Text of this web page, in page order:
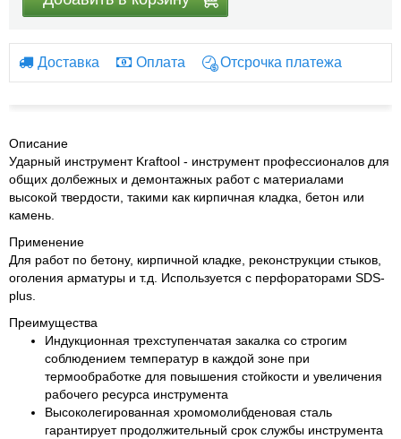
Доставка Оплата Отсрочка платежа
Описание
Ударный инструмент Kraftool - инструмент профессионалов для
общих долбежных и демонтажных работ с материалами
высокой твердости, такими как кирпичная кладка, бетон или
камень.
Применение
Для работ по бетону, кирпичной кладке, реконструкции стыков,
оголения арматуры и т.д. Используется с перфораторами SDS-
plus.
Преимущества
Индукционная трехступенчатая закалка со строгим
соблюдением температур в каждой зоне при
термообработке для повышения стойкости и увеличения
рабочего ресурса инструмента
Высоколегированная хромомолибденовая сталь
гарантирует продолжительный срок службы инструмента